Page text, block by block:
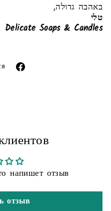
באהבה גדולה,
טלי
Delicate Soaps & Candles
input
напишет отзыв
отзыв